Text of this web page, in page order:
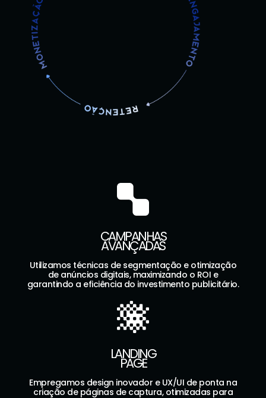
CAMPANHAS
AVANÇADAS
Utilizamos técnicas de segmentação e otimização
de anúncios digitais, maximizando o ROI e
garantindo a eficiência do investimento publicitário.
LANDING
PAGE
Empregamos design inovador e UX/UI de ponta na
criação de páginas de captura, otimizadas para